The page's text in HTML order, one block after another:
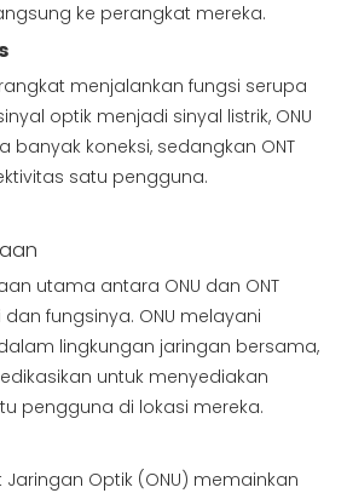
ke perangkat mereka.
menjalankan fungsi serupa
optik menjadi sinyal listrik, ONU
banyak koneksi, sedangkan ONT
satu pengguna.
utama antara ONU dan ONT
fungsinya. ONU melayani
lingkungan jaringan bersama,
untuk menyediakan
pengguna di lokasi mereka.
Jaringan Optik (ONU) memainkan